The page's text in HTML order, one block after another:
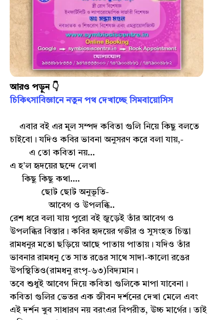
আরও পড়ুন 👇
চিকিৎসাবিজ্ঞানে নতুন পথ দেখাচ্ছে সিমবায়োসিস
এবার বই এর মূল সম্পদ কবিতা গুলি নিয়ে কিছু বলতে
চাইবো। যদিও কবির ভাবনা অনুসরণ করে বলা যায়,-
এ তো কবিতা নয়...
এ হ'ল হৃদয়ের ছন্দে লেখা
কিছু কিছু কথা....
ছোট ছোট অনুভূতি-
আবেগ ও উপলব্ধি..
রেশ ধরে বলা যায় পুরো বই জুড়েই তাঁর আবেগ ও
উপলব্ধির বিস্তার। কবির হৃদয়ের গভীর ও সুসংহত চিন্তা
রামধনুর মতো ছড়িয়ে আছে পাতায় পাতায়। যদিও তাঁর
ভাবনার রামধনু তে সাত রঙের সাথে সাদা-কালো রঙের
উপস্থিতিও(রামধনু রংপৃ-৬৩)বিদ্যমান।
তবে শুধুই আবেগ দিয়ে কবিতা গুলিকে মাপা যাবেনা।
কবিতা গুলির ভেতর এক জীবন দর্শনের দেখা মেলে এবং
এই দর্শন খুব সাধারণ নয় বরংএর বিপরীত, উচ্চ মার্গের। তাই